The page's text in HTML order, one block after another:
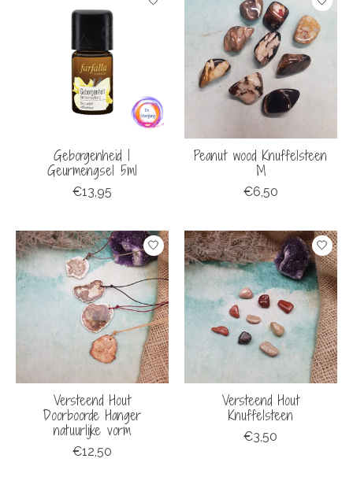
Geborgenheid |
Geurmengsel 5ml
€13,95
Peanut wood Knuffelsteen
M
€6,50
Versteend Hout
Doorboorde Hanger
natuurlijke vorm
€12,50
Versteend Hout
Knuffelsteen
€3,50